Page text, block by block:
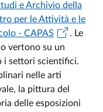
e Archivio della
per le Attività e le
- CAPAS
. Le
vertono su un
i settori scientifici.
nelle arti
la pittura del
delle esposizioni